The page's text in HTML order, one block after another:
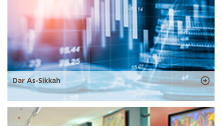
Dar As-Sikkah